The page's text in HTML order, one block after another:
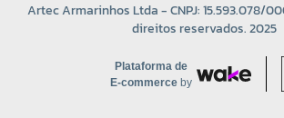
Artec Armarinhos Ltda - CNPJ: 15.593.078/
direitos reservados. 2025
Plataforma de
E-commerce by